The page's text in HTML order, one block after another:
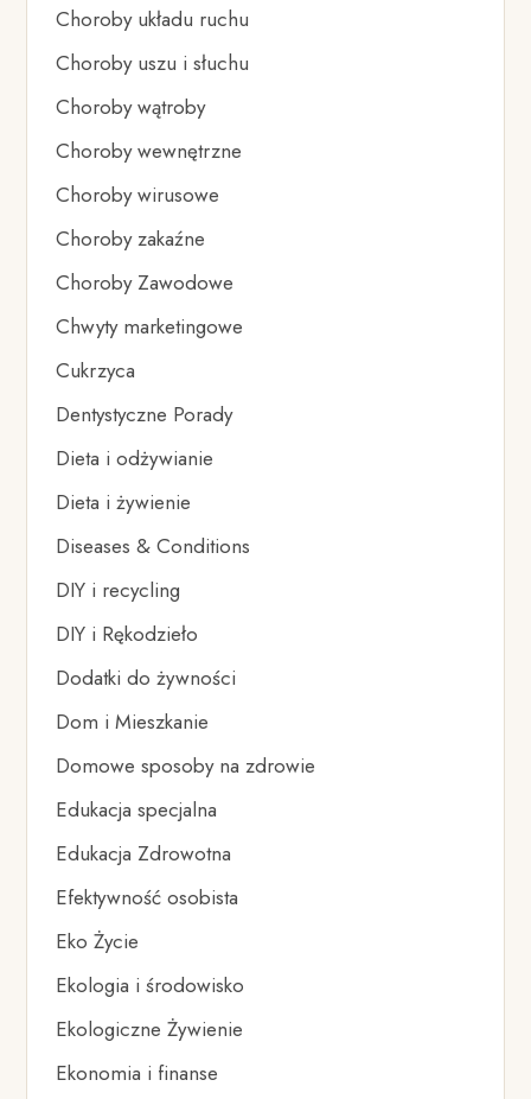
Choroby układu ruchu
Choroby uszu i słuchu
Choroby wątroby
Choroby wewnętrzne
Choroby wirusowe
Choroby zakaźne
Choroby Zawodowe
Chwyty marketingowe
Cukrzyca
Dentystyczne Porady
Dieta i odżywianie
Dieta i żywienie
Diseases & Conditions
DIY i recycling
DIY i Rękodzieło
Dodatki do żywności
Dom i Mieszkanie
Domowe sposoby na zdrowie
Edukacja specjalna
Edukacja Zdrowotna
Efektywność osobista
Eko Życie
Ekologia i środowisko
Ekologiczne Żywienie
Ekonomia i finanse